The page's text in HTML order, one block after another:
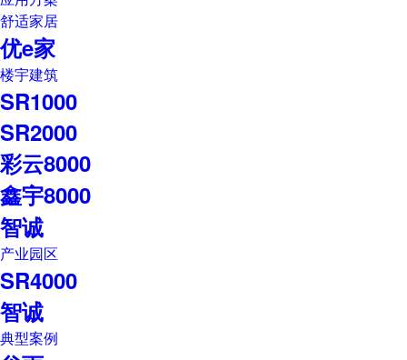
舒适家居
优e家
楼宇建筑
SR1000
SR2000
彩云8000
鑫宇8000
智诚
产业园区
SR4000
智诚
典型案例